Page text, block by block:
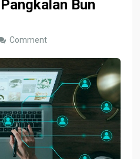
Bun
Comment